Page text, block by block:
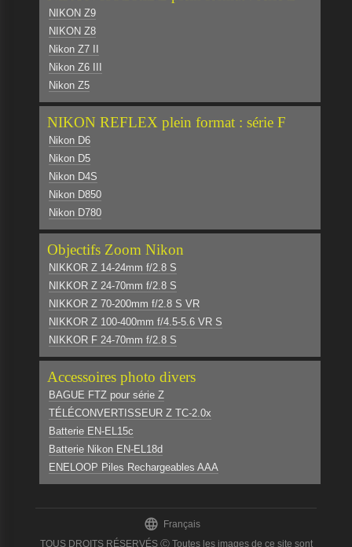
NIKON Z9
NIKON Z8
Nikon Z7 II
Nikon Z6 III
Nikon Z5
NIKON REFLEX plein format : série F
Nikon D6
Nikon D5
Nikon D4S
Nikon D850
Nikon D780
Objectifs Zoom Nikon
NIKKOR Z 14-24mm f/2.8 S
NIKKOR Z 24-70mm f/2.8 S
NIKKOR Z 70-200mm f/2.8 S VR
NIKKOR Z 100-400mm f/4.5-5.6 VR S
NIKKOR F 24-70mm f/2.8 S
Accessoires photo divers
BAGUE FTZ pour série Z
TÉLÉCONVERTISSEUR Z TC-2.0x
Batterie EN-EL15c
Batterie Nikon EN-EL18d
ENELOOP Piles Rechargeables AAA
 Français
TOUS DROITS RÉSERVÉS Ⓒ Toutes les images de ce site sont